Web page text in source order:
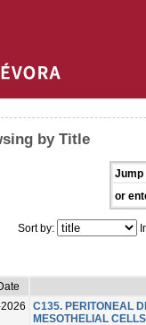
by Title
Jump
or
Sort by:
C135. PERITONEAL
MESOTHELIAL